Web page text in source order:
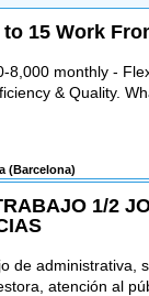
to 15 Work
8,000 monthly -
& Quality.
(Barcelona)
1/2
de administrativa,
atención al